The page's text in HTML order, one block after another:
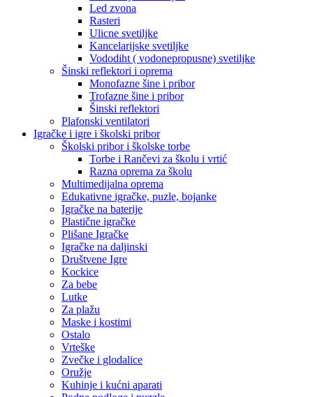
Led zvona
Rasteri
Ulicne svetiljke
Kancelarijske svetiljke
Vododiht ( vodonepropusne) svetiljke
Šinski reflektori i oprema
Monofazne šine i pribor
Trofazne šine i pribor
Šinski reflektori
Plafonski ventilatori
Igračke i igre i školski pribor
Školski pribor i školske torbe
Torbe i Rančevi za školu i vrtić
Razna oprema za školu
Multimedijalna oprema
Edukativne igračke, puzle, bojanke
Igračke na baterije
Plastične igračke
Plišane Igračke
Igračke na daljinski
Društvene Igre
Kockice
Za bebe
Lutke
Za plažu
Maske i kostimi
Ostalo
Vrteške
Zvečke i glodalice
Oružje
Kuhinje i kućni aparati